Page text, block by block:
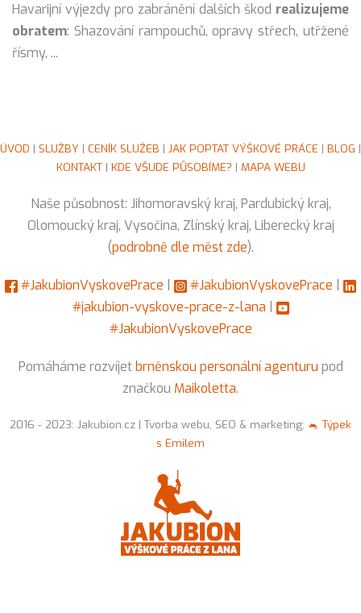
Havarijní výjezdy pro zabránění dalších škod realizujeme
obratem: Shazování rampouchů, opravy střech, utřžené
řísmy, ...
ÚVOD | SLUŽBY | CENÍK SLUŽEB | JAK POPTAT VÝŠKOVÉ PRÁCE | BLOG |
KONTAKT| KDE VŠUDE PŮSOBÍME? | MAPA WEBU
Naše působnost: Jihomoravský kraj, Pardubický kraj,
Olomoucký kraj, Vysočina, Zlínský kraj, Liberecký kraj
(podrobně dle měst zde).
#JakubionVyskovePrace #JakubionVyskovePrace
#jakubion-vyskove-prace-z-lana
#JakubionVyskovePrace
Pomáháme rozvíjet brněnskou personální agenturu pod
značkou Maikoletta.
2016 - 2023: Jakubion.cz | Tvorba webu, SEO & marketing: 🐁 Týpek
s Emilem